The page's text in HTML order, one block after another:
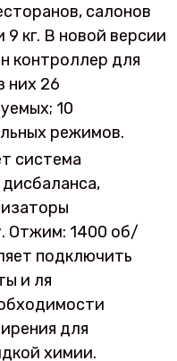
салонов
9 кг. В новой версии
контроллер для
них 26
10
режимов.
система
Отжим: 1400 об/
подключить
и ля
для
химии.